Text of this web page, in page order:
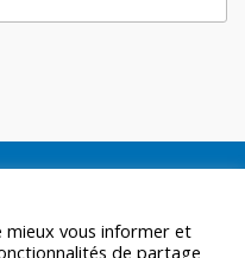
mieux vous informer et
de partage